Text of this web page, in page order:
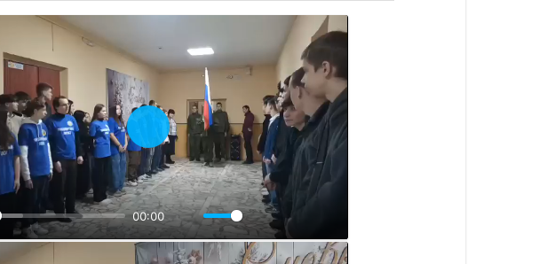
00:00
Воспроизвести